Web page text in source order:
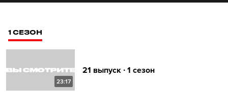
1 СЕЗОН
23:17
21 выпуск ∙ 1 сезон